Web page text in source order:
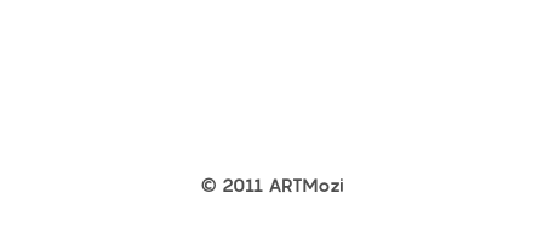
© 2011 ARTMozi